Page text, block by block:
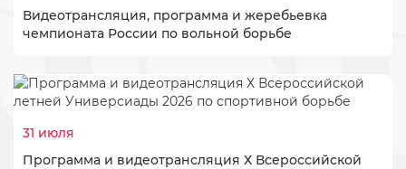
Видеотрансляция, программа и жеребьевка
чемпионата России по вольной борьбе
31 июля
Программа и видеотрансляция Х Всероссийской